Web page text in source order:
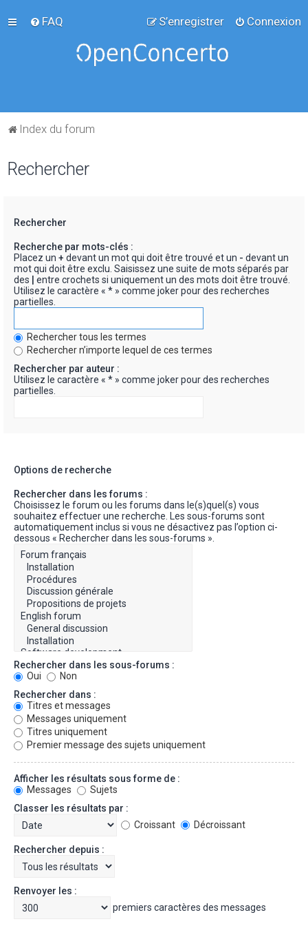
FAQ Connexion
S’enregistrer
Index du forum
Rechercher
Rechercher
Recherche par mots-clés :
Placez un + devant un mot qui doit être trouvé et un - devant un
mot qui doit être exclu. Saisissez une suite de mots séparés par
des
entre crochets si uniquement un des mots doit être trouvé.
Utilisez le caractère « * » comme joker pour des recherches
partielles.
Rechercher tous les termes
Rechercher n’importe lequel de ces termes
Rechercher par auteur :
Utilisez le caractère « * » comme joker pour des recherches
partielles.
Options de recherche
Rechercher dans les forums :
Choisissez le forum ou les forums dans le(s)quel(s) vous
souhaitez effectuer une recherche. Les sous-forums sont
automatiquement inclus si vous ne désactivez pas l’option ci-
dessous « Rechercher dans les sous-forums ».
Rechercher dans les sous-forums :
Oui
Non
Rechercher dans :
Titres et messages
Messages uniquement
Titres uniquement
Premier message des sujets uniquement
Afficher les résultats sous forme de :
Messages
Sujets
Classer les résultats par :
Croissant
Décroissant
Rechercher depuis :
Renvoyer les :
premiers caractères des messages